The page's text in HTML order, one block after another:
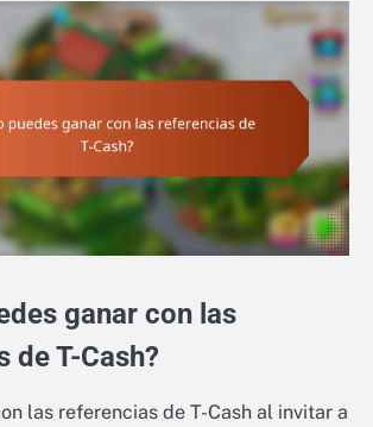
ganar con las
de T-Cash?
las referencias de T-Cash al invitar a